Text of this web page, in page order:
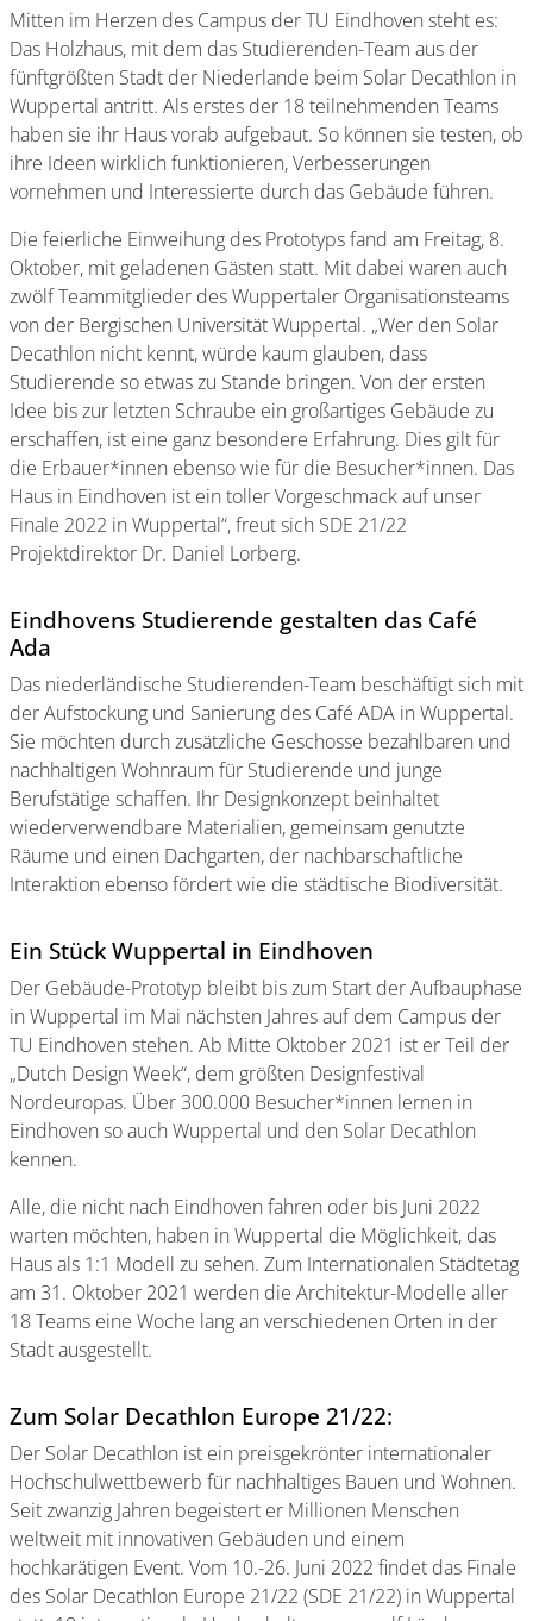
Mitten im Herzen des Campus der TU Eindhoven steht es:
Das Holzhaus, mit dem das Studierenden-Team aus der
fünftgrößten Stadt der Niederlande beim Solar Decathlon in
Wuppertal antritt. Als erstes der 18 teilnehmenden Teams
haben sie ihr Haus vorab aufgebaut. So können sie testen, ob
ihre Ideen wirklich funktionieren, Verbesserungen
vornehmen und Interessierte durch das Gebäude führen.
Die feierliche Einweihung des Prototyps fand am Freitag, 8.
Oktober, mit geladenen Gästen statt. Mit dabei waren auch
zwölf Teammitglieder des Wuppertaler Organisationsteams
von der Bergischen Universität Wuppertal. „Wer den Solar
Decathlon nicht kennt, würde kaum glauben, dass
Studierende so etwas zu Stande bringen. Von der ersten
Idee bis zur letzten Schraube ein großartiges Gebäude zu
erschaffen, ist eine ganz besondere Erfahrung. Dies gilt für
die Erbauer*innen ebenso wie für die Besucher*innen. Das
Haus in Eindhoven ist ein toller Vorgeschmack auf unser
Finale 2022 in Wuppertal“, freut sich SDE 21/22
Projektdirektor Dr. Daniel Lorberg.
Eindhovens Studierende gestalten das Café
Ada
Das niederländische Studierenden-Team beschäftigt sich mit
der Aufstockung und Sanierung des Café ADA in Wuppertal.
Sie möchten durch zusätzliche Geschosse bezahlbaren und
nachhaltigen Wohnraum für Studierende und junge
Berufstätige schaffen. Ihr Designkonzept beinhaltet
wiederverwendbare Materialien, gemeinsam genutzte
Räume und einen Dachgarten, der nachbarschaftliche
Interaktion ebenso fördert wie die städtische Biodiversität.
Ein Stück Wuppertal in Eindhoven
Der Gebäude-Prototyp bleibt bis zum Start der Aufbauphase
in Wuppertal im Mai nächsten Jahres auf dem Campus der
TU Eindhoven stehen. Ab Mitte Oktober 2021 ist er Teil der
„Dutch Design Week“, dem größten Designfestival
Nordeuropas. Über 300.000 Besucher*innen lernen in
Eindhoven so auch Wuppertal und den Solar Decathlon
kennen.
Alle, die nicht nach Eindhoven fahren oder bis Juni 2022
warten möchten, haben in Wuppertal die Möglichkeit, das
Haus als 1:1 Modell zu sehen. Zum Internationalen Städtetag
am 31. Oktober 2021 werden die Architektur-Modelle aller
18 Teams eine Woche lang an verschiedenen Orten in der
Stadt ausgestellt.
Zum Solar Decathlon Europe 21/22:
Der Solar Decathlon ist ein preisgekrönter internationaler
Hochschulwettbewerb für nachhaltiges Bauen und Wohnen.
Seit zwanzig Jahren begeistert er Millionen Menschen
weltweit mit innovativen Gebäuden und einem
hochkarätigen Event. Vom 10.-26. Juni 2022 findet das Finale
des Solar Decathlon Europe 21/22 (SDE 21/22) in Wuppertal